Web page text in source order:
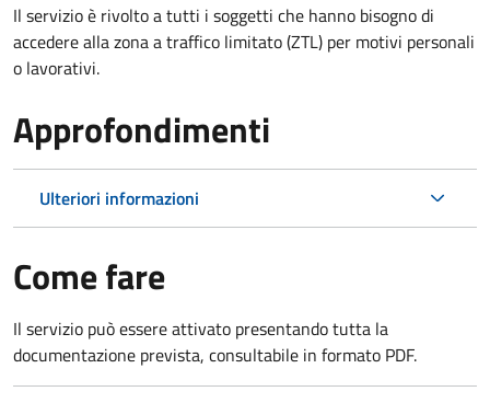
Il servizio è rivolto a tutti i soggetti che hanno bisogno di
accedere alla zona a traffico limitato (ZTL) per motivi personali
o lavorativi.
Approfondimenti
Ulteriori informazioni
Come fare
Il servizio può essere attivato presentando tutta la
documentazione prevista, consultabile in formato PDF.